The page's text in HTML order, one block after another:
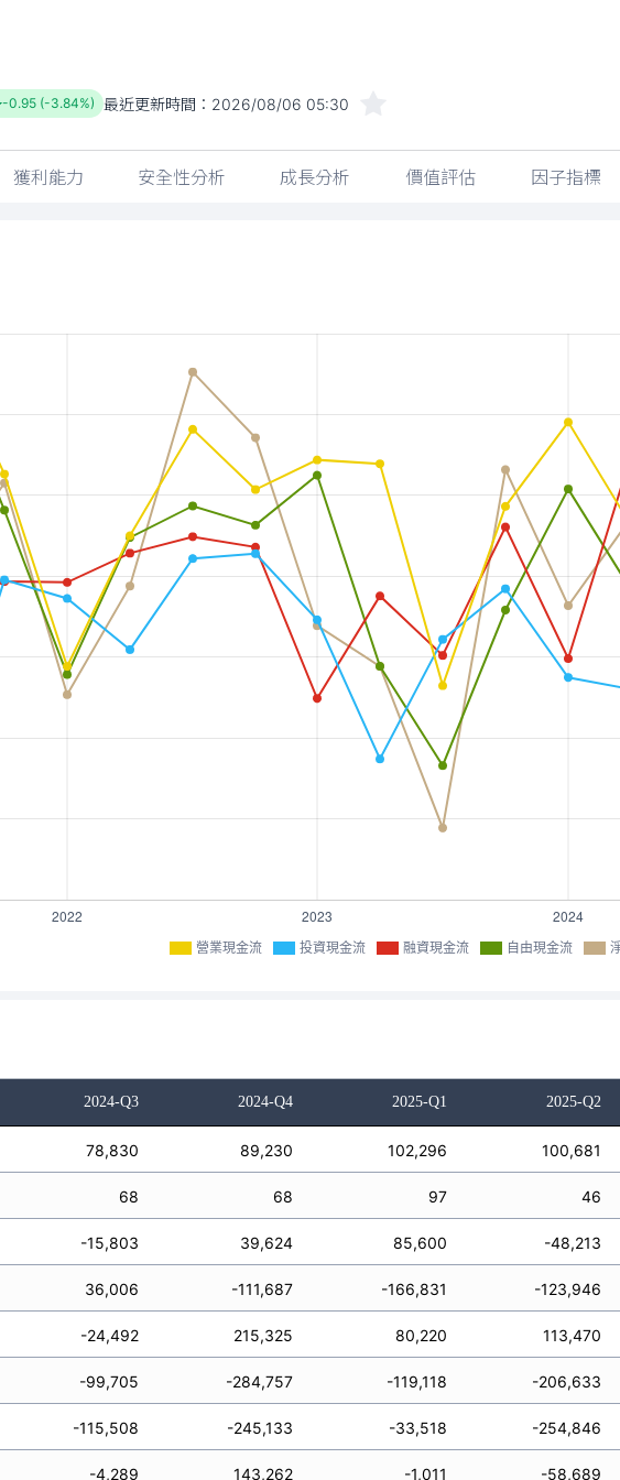
-0.95 (-3.84%) 最近更新時間： 2026/08/06 05:30
獲利能力 安全性分析 成長分析 價值評估 因子指標
營業現金流 投資現金流 融資現金流 自由現金流
2024-Q3 2024-Q4 2025-Q1 2025-Q2
78,830 89,230 102,296 100,681
68 68 97 46
-15,803 39,624 85,600 -48,213
36,006 -111,687 -166,831 -123,946
-24,492 215,325 80,220 113,470
-99,705 -284,757 -119,118 -206,633
-115,508 -245,133 -33,518 -254,846
-4,289 143,262 -1,011 -58,689